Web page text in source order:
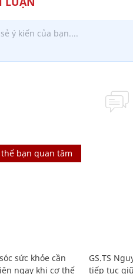
thể bạn quan tâm
sức khỏe cần
ngay khi cơ thể
GS.TS
tiếp tục